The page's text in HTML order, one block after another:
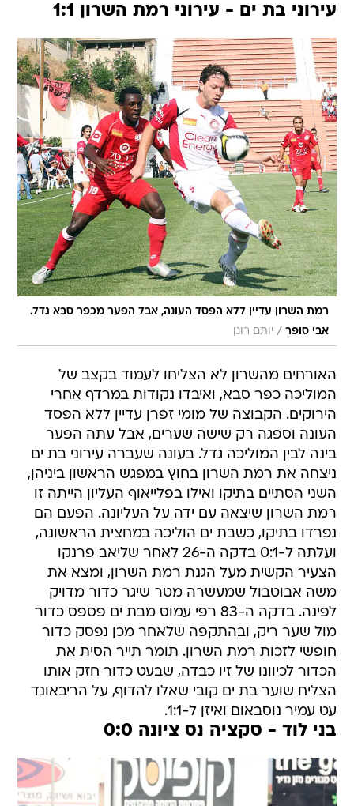
עירוני בת ים - עירוני רמת השרון 1:1
רמת השרון עדיין ללא הפסד העונה, אבל הפער מכפר סבא גדל.
אבי סופר / יותם רונן
האורחים מהשרון לא הצליחו לעמוד בקצב של
המוליכה כפר סבא, ואיבדו נקודות במרדף אחרי
הירוקים. הקבוצה של מומי זפרן עדיין ללא הפסד
העונה וספגה רק שישה שערים, אבל עתה הפער
בינה לבין המוליכה גדל. בעונה שעברה עירוני בת ים
ניצחה את רמת השרון בחוץ במפגש הראשון ביניהן,
השני הסתיים בתיקו ואילו בפלייאוף העליון הייתה זו
רמת השרון שיצאה עם ידה על העליונה. הפעם הם
נפרדו בתיקו, כשבת ים הוליכה במחצית הראשונה,
ועלתה ל-0:1 בדקה ה-26 לאחר שליאב פרנקו
הצעיר הקשית מעל הגנת רמת השרון, ומצא את
משה אבוטבול שמעשרה מטר שיגר כדור מדויק
לפינה. בדקה ה-83 רפי עמוס מבת ים פספס כדור
מול שער ריק, ובהתקפה שלאחר מכן נפסק כדור
חופשי לזכות רמת השרון. תומר תייר הסית את
הכדור לכיוונו של זיו כבדה, שבעט כדור חזק אותו
הצליח שוער בת ים קובי שאלו להדוף, על הריבאונד
עט עמיר נוסבאום ואיזן ל-1:1.
בני לוד - סקציה נס ציונה 0:0